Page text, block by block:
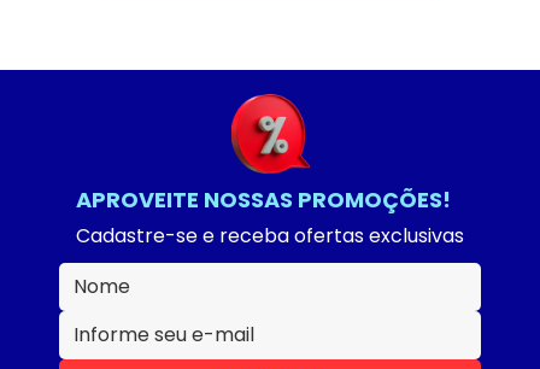
APROVEITE NOSSAS PROMOÇÕES!
Cadastre-se e receba ofertas exclusivas